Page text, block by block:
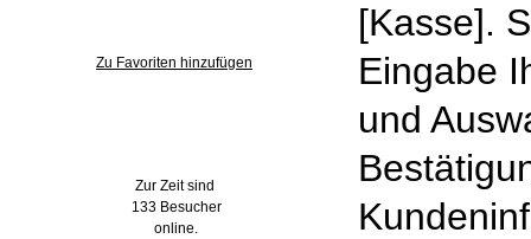
Zu Favoriten hinzufügen
Zur Zeit sind
133 Besucher
online.
[Kasse].
Eingabe
und